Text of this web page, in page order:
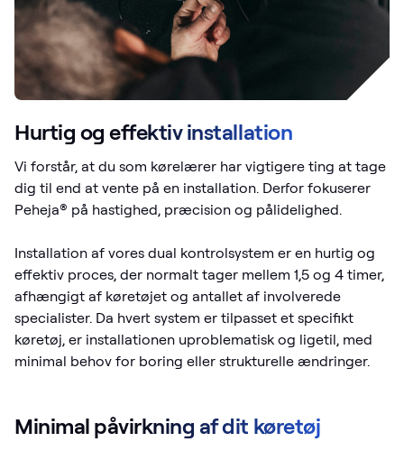
Hurtig og effektiv installation
Vi forstår, at du som kørelærer har vigtigere ting at tage
dig til end at vente på en installation. Derfor fokuserer
Peheja® på hastighed, præcision og pålidelighed.
Installation af vores dual kontrolsystem er en hurtig og
effektiv proces, der normalt tager mellem 1,5 og 4 timer,
afhængigt af køretøjet og antallet af involverede
specialister. Da hvert system er tilpasset et specifikt
køretøj, er installationen uproblematisk og ligetil, med
minimal behov for boring eller strukturelle ændringer.
Minimal påvirkning af dit køretøj